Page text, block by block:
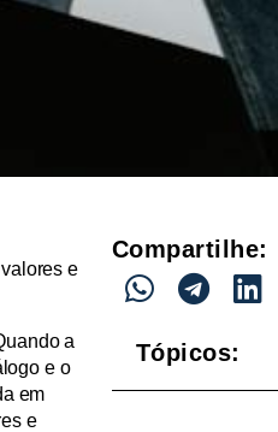
e
a
e o
em
e
Compartilhe:
Tópicos: